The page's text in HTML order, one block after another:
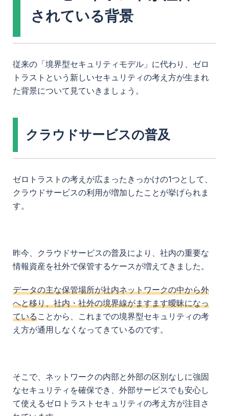
されている背景
従来の「境界型セキュリティモデル」に代わり、ゼロ
トラストという新しいセキュリティの考え方が生まれ
た背景について見ていきましょう。
クラウドサービスの普及
ゼロトラストの考えが広まったきっかけの1つとして、
クラウドサービスの利用が増加したことが挙げられま
す。
昨今、クラウドサービスの普及により、社内の重要な
情報資産を社外で保管するケースが増えてきました。
データの主な保管場所が社内ネットワークの中から外
へと移り、社内・社外の境界線がますます曖昧になっ
ていることから、これまでの境界型セキュリティの考
え方が通用しなくなってきているのです。
そこで、ネットワークの内部と外部の区別なしに強固
なセキュリティを確保でき、外部サービスでも安心し
て使えるゼロトラストセキュリティの考え方が注目さ